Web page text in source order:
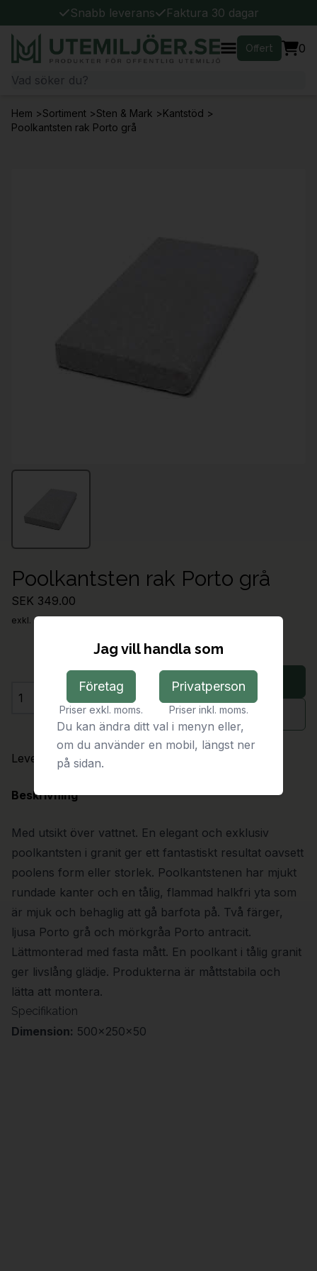
Snabb leverans Faktura 30 dagar
Offert 0
Hem >Sortiment >Sten & Mark >Kantstöd >
Poolkantsten rak Porto grå
Poolkantsten rak Porto grå
SEK 349.00
exkl. moms
Antal
Lägg i varukorg
Begär offert
Leveranstid: På förfrågan
Beskrivning
Med utsikt över vattnet. En elegant och exklusiv
poolkantsten i granit ger ett fantastiskt resultat oavsett
poolens form eller storlek. Poolkantstenen har mjukt
rundade kanter och en tålig, flammad halkfri yta som
är mjuk och behaglig att gå barfota på. Två färger,
ljusa Porto grå och mörkgråa Porto antracit.
Lättmonterad med fasta mått. En poolkant i tålig granit
ger livslång glädje. Produkterna är måttstabila och
lätta att montera.
Specifikation
Dimension: 500x250x50
Jag vill handla som
Företag
Priser exkl. moms.
Privatperson
Priser inkl. moms.
Du kan ändra ditt val i menyn eller,
om du använder en mobil, längst ner
på sidan.